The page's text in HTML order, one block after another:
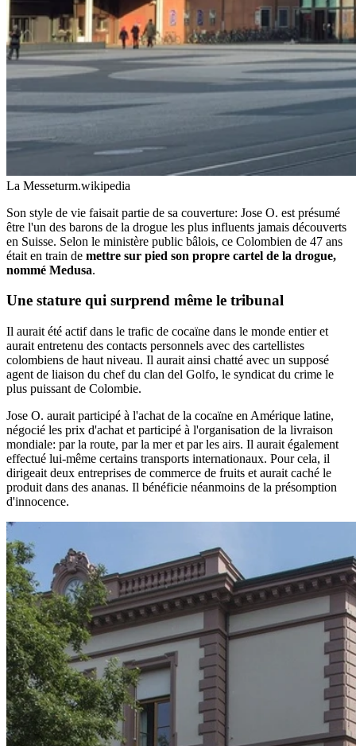
La Messeturm.wikipedia
Son style de vie faisait partie de sa couverture: Jose O. est présumé
être l'un des barons de la drogue les plus influents jamais découverts
en Suisse. Selon le ministère public bâlois, ce Colombien de 47 ans
était en train de mettre sur pied son propre cartel de la drogue,
nommé Medusa.
Une stature qui surprend même le tribunal
Il aurait été actif dans le trafic de cocaïne dans le monde entier et
aurait entretenu des contacts personnels avec des cartellistes
colombiens de haut niveau. Il aurait ainsi chatté avec un supposé
agent de liaison du chef du clan del Golfo, le syndicat du crime le
plus puissant de Colombie.
Jose O. aurait participé à l'achat de la cocaïne en Amérique latine,
négocié les prix d'achat et participé à l'organisation de la livraison
mondiale: par la route, par la mer et par les airs. Il aurait également
effectué lui-même certains transports internationaux. Pour cela, il
dirigeait deux entreprises de commerce de fruits et aurait caché le
produit dans des ananas. Il bénéficie néanmoins de la présomption
d'innocence.